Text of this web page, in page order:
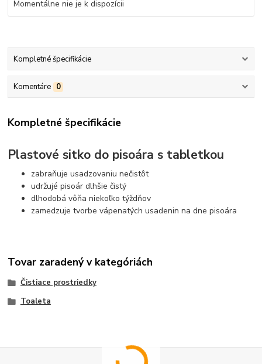
Momentálne nie je k dispozícii
Kompletné špecifikácie
Komentáre 0
Kompletné špecifikácie
Plastové sitko do pisoára s tabletkou
zabraňuje usadzovaniu nečistôt
udržujé pisoár dlhšie čistý
dlhodobá vôňa niekoľko týždňov
zamedzuje tvorbe vápenatých usadenin na dne pisoára
Tovar zaradený v kategóriách
Čistiace prostriedky
Toaleta